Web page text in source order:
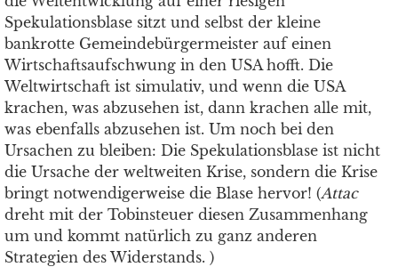
Spekulationsblase sitzt und selbst der kleine
bankrotte Gemeindebürgermeister auf einen
Wirtschaftsaufschwung in den USA hofft. Die
Weltwirtschaft ist simulativ, und wenn die USA
krachen, was abzusehen ist, dann krachen alle mit,
was ebenfalls abzusehen ist. Um noch bei den
Ursachen zu bleiben: Die Spekulationsblase ist nicht
die Ursache der weltweiten Krise, sondern die Krise
bringt notwendigerweise die Blase hervor! (Attac
dreht mit der Tobinsteuer diesen Zusammenhang
um und kommt natürlich zu ganz anderen
Strategien des Widerstands. )